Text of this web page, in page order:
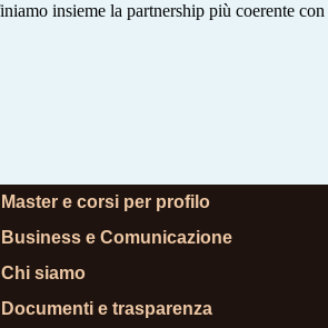
insieme la partnership più coerente con
Master e corsi per profilo
Business e Comunicazione
Chi siamo
Documenti e trasparenza